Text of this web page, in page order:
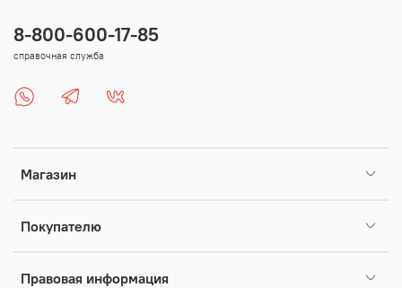
Магазин
Покупателю
Правовая информация
8-800-600-17-85
справочная служба